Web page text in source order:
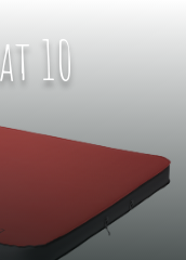
10